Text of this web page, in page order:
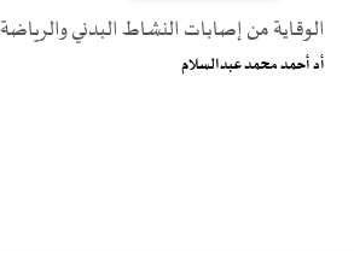
الوقاية من إصابات النشاط البدني والرياضة
أد أحمد محمد عبدالسلام